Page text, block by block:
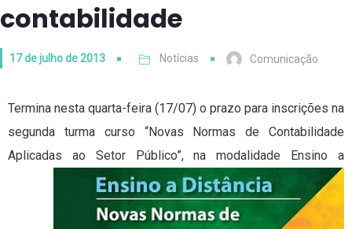
contabilidade
17 de julho de 2013 Notícias Comunicação
Termina nesta quarta-feira (17/07) o prazo para inscrições na
segunda turma curso “Novas Normas de Contabilidade
Aplicadas ao Setor Público”, na modalidade Ensino a